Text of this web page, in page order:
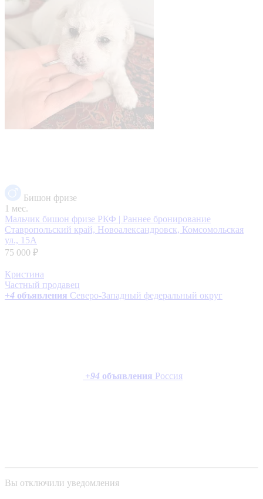
Бишон фризе
1 мес.
Мальчик бишон фризе РКФ | Раннее бронирование
Ставропольский край, Новоалександровск, Комсомольская
ул., 15А
75 000 ₽
Кристина
Частный продавец
+4 объявления Северо-Западный федеральный округ
+94 объявления Россия
Вы отключили уведомления